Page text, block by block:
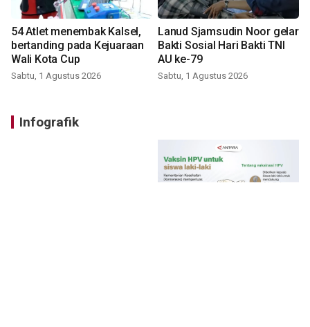
54 Atlet menembak Kalsel,
bertanding pada Kejuaraan
Wali Kota Cup
Sabtu, 1 Agustus 2026
Lanud Sjamsudin Noor gelar
Bakti Sosial Hari Bakti TNI
AU ke-79
Sabtu, 1 Agustus 2026
Infografik